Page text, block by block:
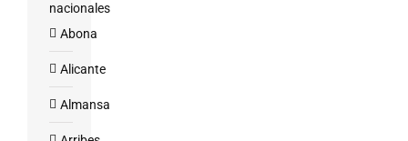
nacionales
Abona
Alicante
Almansa